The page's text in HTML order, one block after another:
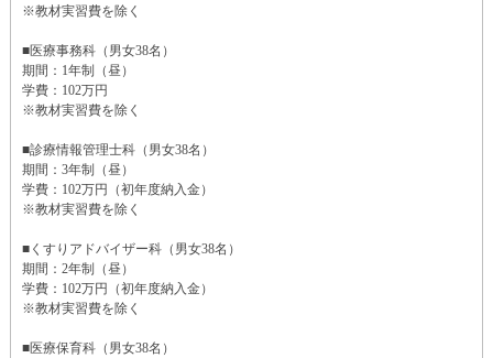
※教材実習費を除く
■医療事務科（男女38名）
期間：1年制（昼）
学費：102万円
※教材実習費を除く
■診療情報管理士科（男女38名）
期間：3年制（昼）
学費：102万円（初年度納入金）
※教材実習費を除く
■くすりアドバイザー科（男女38名）
期間：2年制（昼）
学費：102万円（初年度納入金）
※教材実習費を除く
■医療保育科（男女38名）